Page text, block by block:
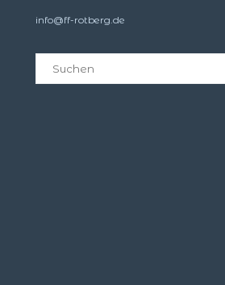
info@ff-rotberg.de